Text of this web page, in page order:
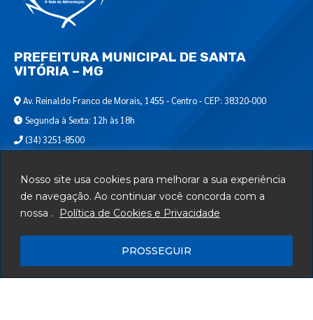
Nosso site usa cookies para melhorar a sua experiência
de navegação. Ao continuar você concorda com a
nossa .
Política de Cookies e Privacidade
PROSSEGUIR
PREFEITURA MUNICIPAL DE SANTA
VITÓRIA – MG
Av. Reinaldo Franco de Morais, 1455 - Centro - CEP: 38320-000
Segunda à Sexta: 12h às 18h
(34) 3251-8500
Webmail
Departamento de T.I.
Telefones Úteis